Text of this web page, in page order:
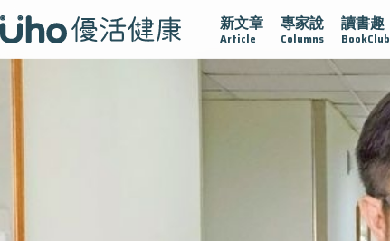
新文章
Article
專家說
Columns
讀書趣
BookClub
疫情保衛戰 再生醫學 愛的未來視 認識攝護腺肥大